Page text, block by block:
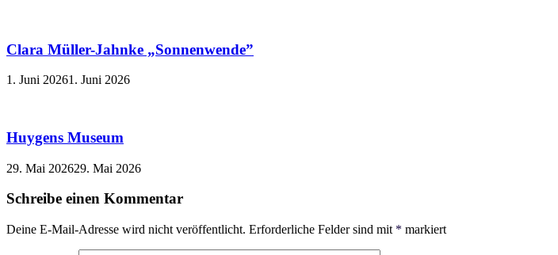
Clara Müller-Jahnke „Sonnenwende”
1. Juni 20261. Juni 2026
Huygens Museum
29. Mai 202629. Mai 2026
Schreibe einen Kommentar
Deine E-Mail-Adresse wird nicht veröffentlicht. Erforderliche Felder sind mit * markiert